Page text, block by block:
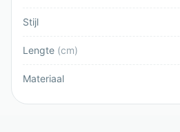
Stijl
Lengte (cm)
Materiaal